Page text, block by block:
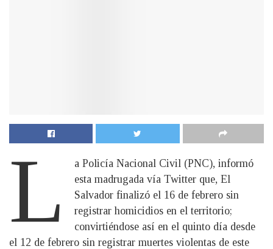
L
a Policía Nacional Civil (PNC), informó
esta madrugada vía Twitter que, El
Salvador finalizó el 16 de febrero sin
registrar homicidios en el territorio;
convirtiéndose así en el quinto día desde
el 12 de febrero sin registrar muertes violentas de este